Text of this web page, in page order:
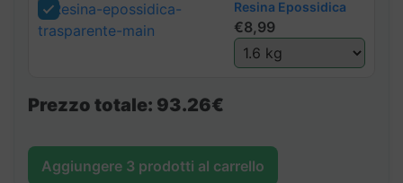
Resina Epossidica
€8,99
Prezzo totale: 93.26€
Aggiungere 3 prodotti al carrello